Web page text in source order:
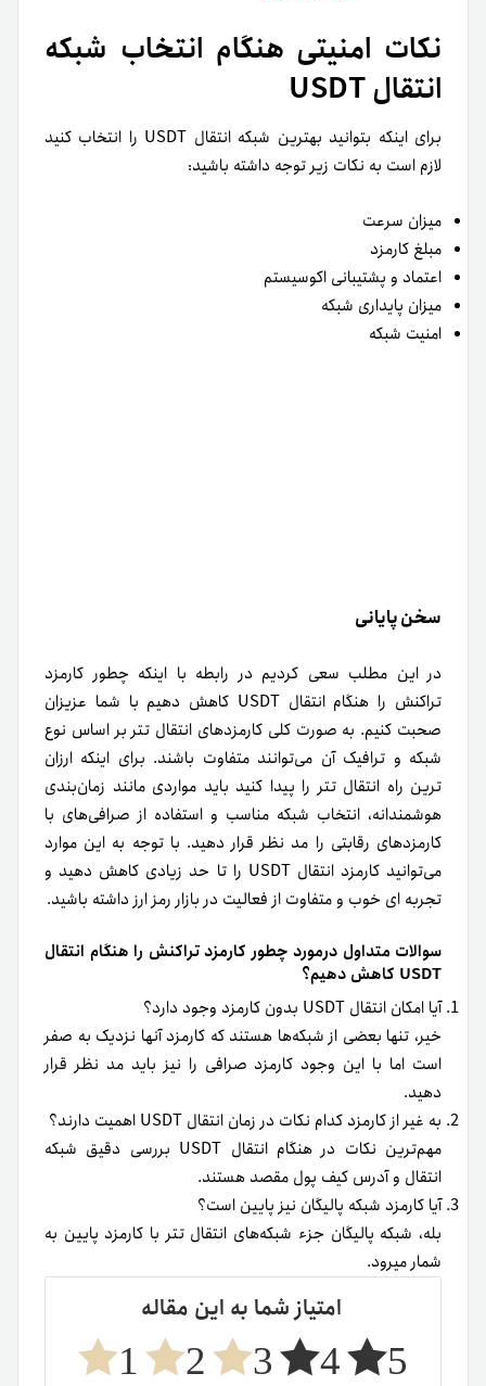
مبلغ کارمزد
اعتماد و پشتیبانی اکوسیستم
میزان پایداری شبکه
امنیت شبکه
در این مطلب سعی کردیم در رابطه با اینکه چطور کارمزد
صحبت کنیم. به صورت کلی کارمزدهای انتقال تتر بر اساس نوع
شبکه و ترافیک آن می‌توانند متفاوت باشند. برای اینکه ارزان
خیر، تنها بعضی از شبکه‌ها هستند که کارمزد آنها نزدیک به صفر
دهید.
به غیر از کارمزد کدام نکات در زمان انتقال USDT اهمیت دارند؟
مهم‌ترین نکات در هنگام انتقال USDT بررسی دقیق شبکه
انتقال و آدرس کیف پول مقصد هستند.
آیا کارمزد شبکه پالیگان نیز پایین است؟
بله، شبکه پالیگان جزء شبکه‌های انتقال تتر با کارمزد پایین به
شمار میرود.
امتیاز شما به این مقاله
5
3
2
1
میانگین امتیازات
از مجموع۲رای
نویسنده: inarges
توییتر لینکدینتلگرام اشتراک
گذاری
از
ایمیل